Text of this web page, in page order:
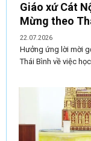
Giáo xứ Cát
Mừng theo
22.07.2026
Hưởng ứng lời mời
Thái Bình về việc